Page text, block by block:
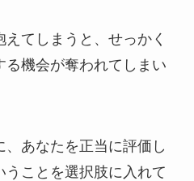
てしまうと、せっかく
機会が奪われてしまい
あなたを正当に評価し
ことを選択肢に入れて